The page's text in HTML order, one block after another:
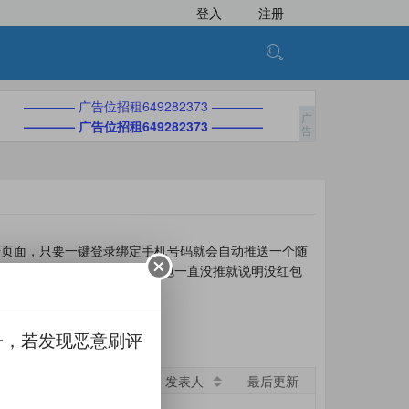
登入 注册
———— 广告位招租649282373 ————
———— 广告位招租649282373 ————
面，只要一键登录绑定手机号码就会自动推送一个随
0.3元秒推，如果注册后红包一直没推就说明没红包
发表人 最后更新
若发现恶意刷评